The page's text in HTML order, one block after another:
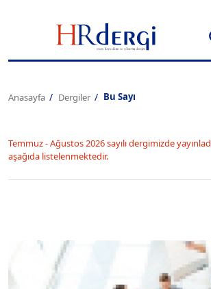
Anasayfa Dergiler Bu Sayı
Temmuz - Ağustos 2026 sayılı dergimizde
aşağıda listelenmektedir.